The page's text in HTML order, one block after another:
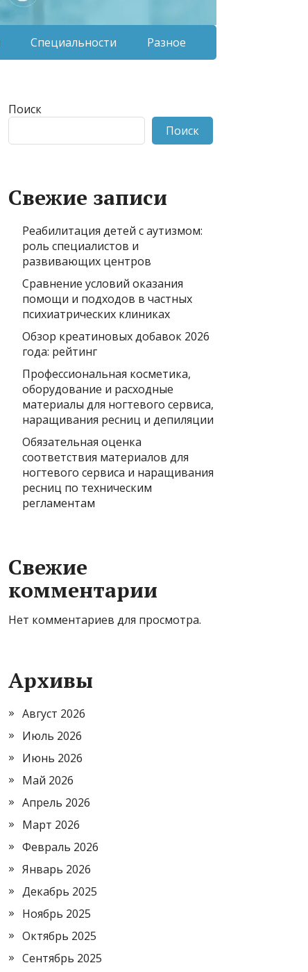
Специальности Разное
Поиск
Поиск
Свежие записи
Реабилитация детей с аутизмом:
роль специалистов и
развивающих центров
Сравнение условий оказания
помощи и подходов в частных
психиатрических клиниках
Обзор креатиновых добавок 2026
года: рейтинг
Профессиональная косметика,
оборудование и расходные
материалы для ногтевого сервиса,
наращивания ресниц и депиляции
Обязательная оценка
соответствия материалов для
ногтевого сервиса и наращивания
ресниц по техническим
регламентам
Свежие
комментарии
Нет комментариев для просмотра.
Архивы
Август 2026
Июль 2026
Июнь 2026
Май 2026
Апрель 2026
Март 2026
Февраль 2026
Январь 2026
Декабрь 2025
Ноябрь 2025
Октябрь 2025
Сентябрь 2025